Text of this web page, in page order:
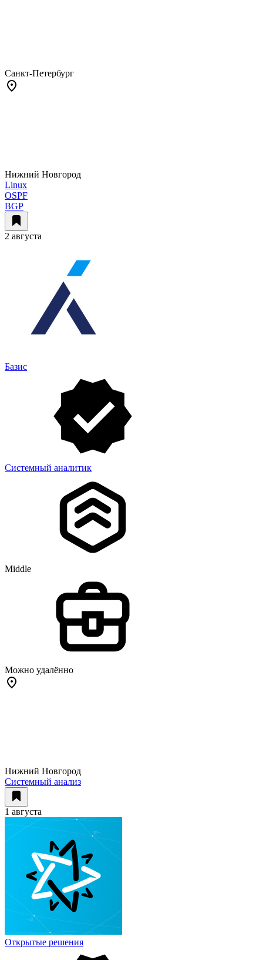
Санкт-Петербург
Нижний Новгород
Linux
OSPF
BGP
2 августа
Базис
Системный аналитик
Middle
Можно удалённо
Нижний Новгород
Системный анализ
1 августа
Открытые решения